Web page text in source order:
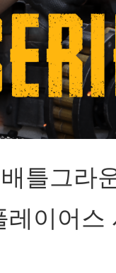
틀그라
이어